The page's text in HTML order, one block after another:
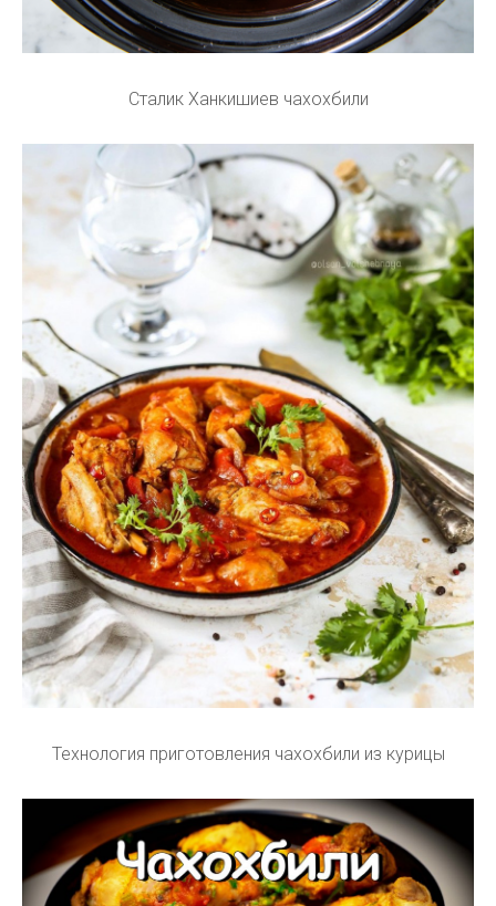
Сталик Ханкишиев чахохбили
Технология приготовления чахохбили из курицы